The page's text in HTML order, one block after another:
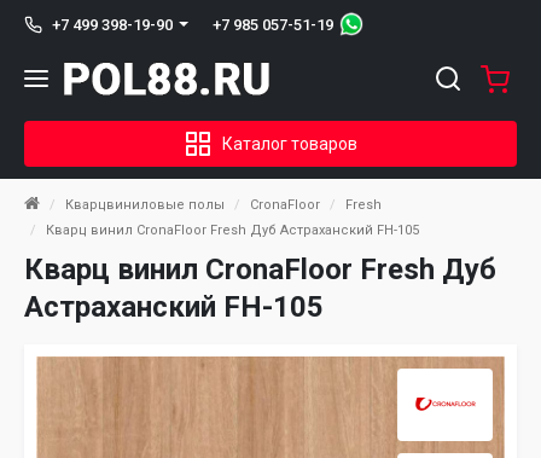
+7 499 398-19-90 +7 985 057-51-19
Каталог товаров
Кварцвиниловые полы CronaFloor
Fresh
Кварц винил CronaFloor Fresh Дуб Астраханский FH-105
Кварц винил CronaFloor Fresh Дуб
Астраханский FH-105